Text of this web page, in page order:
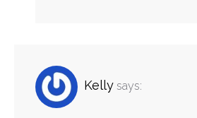
Kelly says: